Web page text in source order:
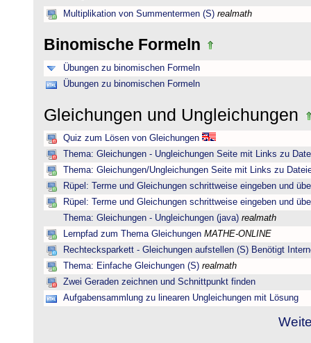
Multiplikation von Summentermen (S) realmath
Binomische Formeln
Übungen zu binomischen Formeln
Übungen zu binomischen Formeln
Gleichungen und Ungleichungen
Quiz zum Lösen von Gleichungen
Thema: Gleichungen - Ungleichungen Seite mit Links zu
Thema: Gleichungen/Ungleichungen Seite mit Links zu
Rüpel: Terme und Gleichungen schrittweise eingeben und
Rüpel: Terme und Gleichungen schrittweise eingeben und
Thema: Gleichungen - Ungleichungen (java) realmath
Lernpfad zum Thema Gleichungen MATHE-ONLINE
Rechtecksparkett - Gleichungen aufstellen (S) Benötigt
Thema: Einfache Gleichungen (S) realmath
Zwei Geraden zeichnen und Schnittpunkt finden
Aufgabensammlung zu linearen Ungleichungen mit Lösung